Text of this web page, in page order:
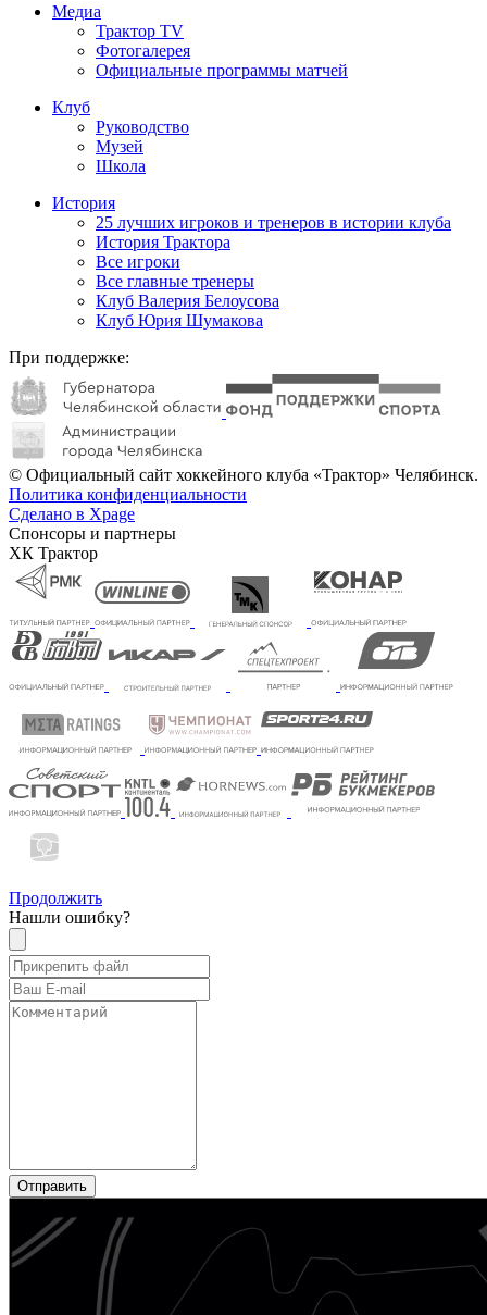
Медиа
Трактор TV
Фотогалерея
Официальные программы матчей
Клуб
Руководство
Музей
Школа
История
25 лучших игроков и тренеров в истории клуба
История Трактора
Все игроки
Все главные тренеры
Клуб Валерия Белоусова
Клуб Юрия Шумакова
При поддержке:
© Официальный сайт хоккейного клуба «Трактор» Челябинск.
Политика конфиденциальности
Сделано в Xpage
Спонсоры и партнеры
ХК Трактор
Продолжить
Нашли ошибку?